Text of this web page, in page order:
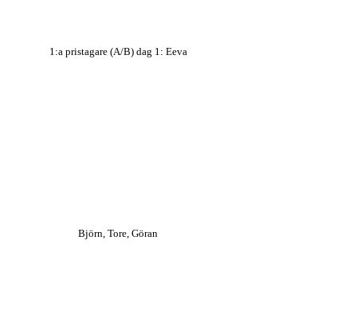
1:a pristagare (A/B) dag 1: Eeva
Björn, Tore, Göran